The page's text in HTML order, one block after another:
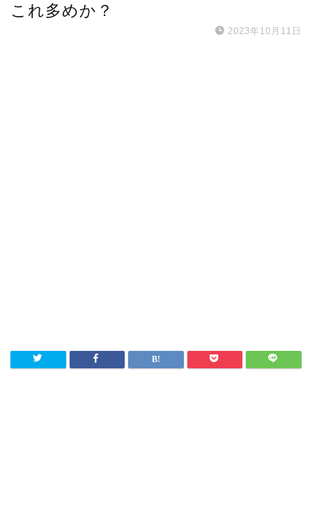
これ多めか？
2023年10月11日